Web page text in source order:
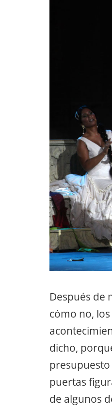
Después de
cómo no,
dicho,
puertas
de algunos